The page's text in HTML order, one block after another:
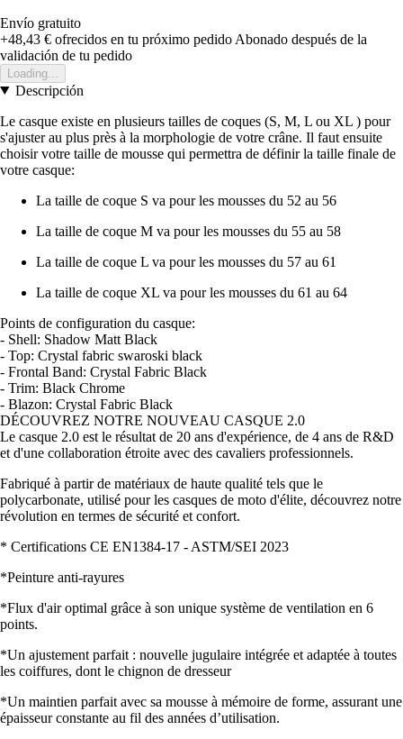
Envío gratuito
+48,43 € ofrecidos en tu próximo pedido Abonado después de la
validación de tu pedido
Loading...
Descripción
Le casque existe en plusieurs tailles de coques (S, M, L ou XL ) pour
s'ajuster au plus près à la morphologie de votre crâne. Il faut ensuite
choisir votre taille de mousse qui permettra de définir la taille finale de
votre casque:
La taille de coque S va pour les mousses du 52 au 56
La taille de coque M va pour les mousses du 55 au 58
La taille de coque L va pour les mousses du 57 au 61
La taille de coque XL va pour les mousses du 61 au 64
Points de configuration du casque:
- Shell: Shadow Matt Black
- Top: Crystal fabric swaroski black
- Frontal Band: Crystal Fabric Black
- Trim: Black Chrome
- Blazon: Crystal Fabric Black
DÉCOUVREZ NOTRE NOUVEAU CASQUE 2.0
Le casque 2.0 est le résultat de 20 ans d'expérience, de 4 ans de R&D
et d'une collaboration étroite avec des cavaliers professionnels.
Fabriqué à partir de matériaux de haute qualité tels que le
polycarbonate, utilisé pour les casques de moto d'élite, découvrez notre
révolution en termes de sécurité et confort.
* Certifications CE EN1384-17 - ASTM/SEI 2023
*Peinture anti-rayures
*Flux d'air optimal grâce à son unique système de ventilation en 6
points.
*Un ajustement parfait : nouvelle jugulaire intégrée et adaptée à toutes
les coiffures, dont le chignon de dresseur
*Un maintien parfait avec sa mousse à mémoire de forme, assurant une
épaisseur constante au fil des années d’utilisation.